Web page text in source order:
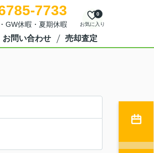
7733
GW休暇・夏期休暇 お気に入り
0
お問い合わせ 売却査定